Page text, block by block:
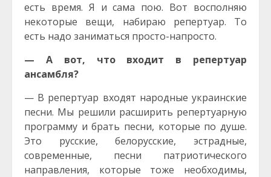
есть время. Я и сама пою. Вот восполняю
некоторые вещи, набираю репертуар. То
есть надо заниматься просто-напросто.
— А вот, что входит в репертуар
ансамбля?
— В репертуар входят народные украинские
песни. Мы решили расширить репертуарную
программу и брать песни, которые по душе.
Это русские, белорусские, эстрадные,
современные, песни патриотического
направления, которые тоже необходимы,